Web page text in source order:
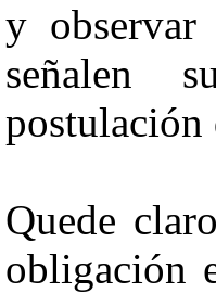
y observar
señalen
postulación
Quede
obligación